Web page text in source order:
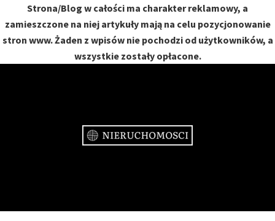
Strona/Blog w całości ma charakter reklamowy, a
zamieszczone na niej artykuły mają na celu pozycjonowanie
stron www. Żaden z wpisów nie pochodzi od użytkowników, a
wszystkie zostały opłacone.